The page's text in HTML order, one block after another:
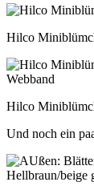
Hilco
Hilco
Und noch ein